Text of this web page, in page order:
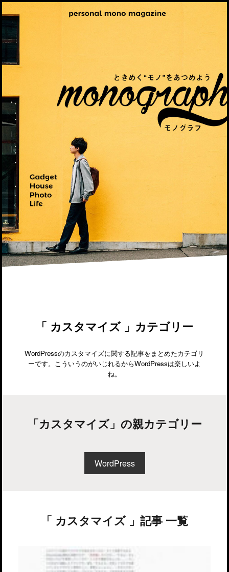
「 カスタマイズ 」カテゴリー
WordPressのカスタマイズに関する記事をまとめたカテゴリ
ーです。こういうのがいじれるからWordPressは楽しいよ
ね。
「カスタマイズ」の親カテゴリー
WordPress
「 カスタマイズ 」記事 一覧